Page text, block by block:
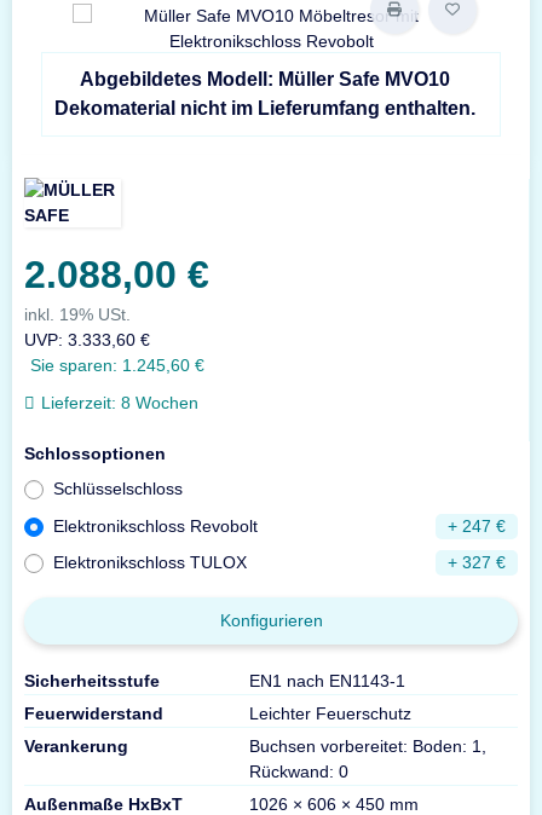
Abgebildetes Modell: Müller Safe MVO10
Dekomaterial nicht im Lieferumfang enthalten.
2.088,00 €
inkl. 19% USt.
UVP: 3.333,60 €
Sie sparen: 1.245,60 €
Lieferzeit: 8 Wochen
Schlossoptionen
Schlüsselschloss
Elektronikschloss Revobolt
+ 247 €
Elektronikschloss TULOX
+ 327 €
Konfigurieren
Sicherheitsstufe
EN1 nach EN1143-1
Feuerwiderstand
Leichter Feuerschutz
Verankerung
Buchsen vorbereitet: Boden: 1,
Rückwand: 0
Außenmaße HxBxT
1026 × 606 × 450 mm